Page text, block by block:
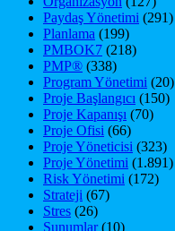
Paydaş Yönetimi (291)
Planlama (199)
PMBOK7 (218)
PMP® (338)
Program Yönetimi (20)
Proje Başlangıcı (150)
Proje Kapanışı (70)
Proje Ofisi (66)
Proje Yöneticisi (323)
Proje Yönetimi (1.891)
Risk Yönetimi (172)
Strateji (67)
Stres (26)
Sunumlar(10)